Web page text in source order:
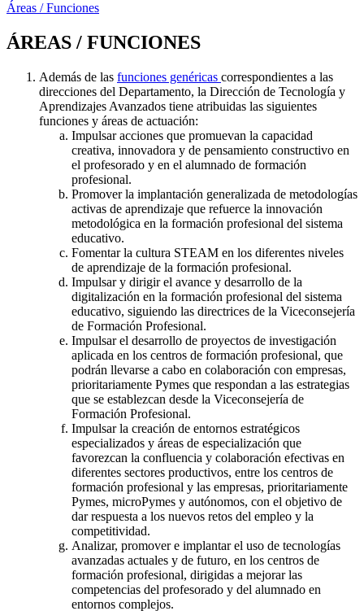
Áreas / Funciones
ÁREAS / FUNCIONES
Además de las funciones genéricas correspondientes a las
direcciones del Departamento, la Dirección de Tecnología y
Aprendizajes Avanzados tiene atribuidas las siguientes
funciones y áreas de actuación:
Impulsar acciones que promuevan la capacidad
creativa, innovadora y de pensamiento constructivo en
el profesorado y en el alumnado de formación
profesional.
Promover la implantación generalizada de metodologías
activas de aprendizaje que refuerce la innovación
metodológica en la formación profesional del sistema
educativo.
Fomentar la cultura STEAM en los diferentes niveles
de aprendizaje de la formación profesional.
Impulsar y dirigir el avance y desarrollo de la
digitalización en la formación profesional del sistema
educativo, siguiendo las directrices de la Viceconsejería
de Formación Profesional.
Impulsar el desarrollo de proyectos de investigación
aplicada en los centros de formación profesional, que
podrán llevarse a cabo en colaboración con empresas,
prioritariamente Pymes que respondan a las estrategias
que se establezcan desde la Viceconsejería de
Formación Profesional.
Impulsar la creación de entornos estratégicos
especializados y áreas de especialización que
favorezcan la confluencia y colaboración efectivas en
diferentes sectores productivos, entre los centros de
formación profesional y las empresas, prioritariamente
Pymes, microPymes y autónomos, con el objetivo de
dar respuesta a los nuevos retos del empleo y la
competitividad.
Analizar, promover e implantar el uso de tecnologías
avanzadas actuales y de futuro, en los centros de
formación profesional, dirigidas a mejorar las
competencias del profesorado y del alumnado en
entornos complejos.